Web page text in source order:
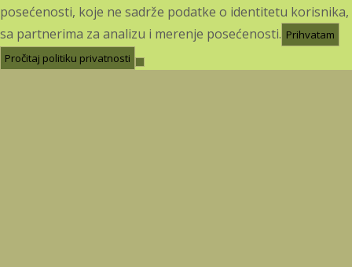
posećenosti, koje ne sadrže podatke o identitetu korisnika,
sa partnerima za analizu i merenje posećenosti. Prihvatam
Pročitaj politiku privatnosti